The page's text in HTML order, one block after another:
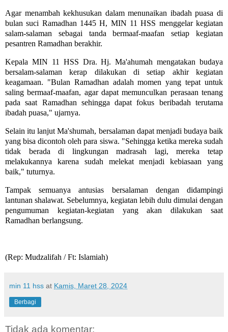
Agar menambah kekhusukan dalam menunaikan ibadah puasa di
bulan suci Ramadhan 1445 H, MIN 11 HSS menggelar kegiatan
salam-salaman sebagai tanda bermaaf-maafan setiap kegiatan
pesantren Ramadhan berakhir.
Kepala MIN 11 HSS Dra. Hj. Ma'ahumah mengatakan budaya
bersalam-salaman kerap dilakukan di setiap akhir kegiatan
keagamaan. "Bulan Ramadhan adalah momen yang tepat untuk
saling bermaaf-maafan, agar dapat memunculkan perasaan tenang
pada saat Ramadhan sehingga dapat fokus beribadah terutama
ibadah puasa," ujarnya.
Selain itu lanjut Ma'shumah, bersalaman dapat menjadi budaya baik
yang bisa dicontoh oleh para siswa. "Sehingga ketika mereka sudah
tidak berada di lingkungan madrasah lagi, mereka tetap
melakukannya karena sudah melekat menjadi kebiasaan yang
baik," tuturnya.
Tampak semuanya antusias bersalaman dengan didampingi
lantunan shalawat. Sebelumnya, kegiatan lebih dulu dimulai dengan
pengumuman kegiatan-kegiatan yang akan dilakukan saat
Ramadhan berlangsung.
(Rep: Mudzalifah / Ft: Islamiah)
min 11 hss at Kamis, Maret 28, 2024
Berbagi
Tidak ada komentar: